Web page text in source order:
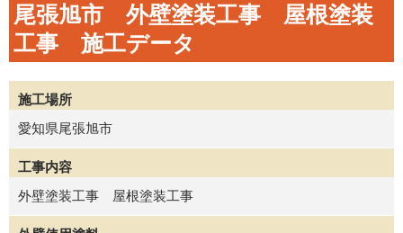
尾張旭市 外壁塗装工事 屋根塗装
工事 施工データ
施工場所
愛知県尾張旭市
工事内容
外壁塗装工事 屋根塗装工事